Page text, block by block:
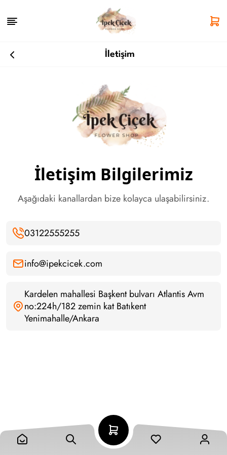
İletişim
İletişim Bilgilerimiz
Aşağıdaki kanallardan bize kolayca ulaşabilirsiniz.
03122555255
info@ipekcicek.com
Kardelen mahallesi Başkent bulvarı Atlantis Avm
no:224h/182 zemin kat Batıkent
Yenimahalle/Ankara